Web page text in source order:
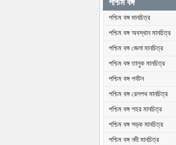
পশ্চিম বঙ্গ
পশ্চিম বঙ্গ মানচিত্র
পশ্চিম বঙ্গ অবস্থান মানচিত্র
পশ্চিম বঙ্গ জেলা মানচিত্র
পশ্চিম বঙ্গ তালুক মানচিত্র
পশ্চিম বঙ্গ পর্যটন
পশ্চিম বঙ্গ রেলপথ মানচিত্র
পশ্চিম বঙ্গ শহর মানচিত্র
পশ্চিম বঙ্গ সড়ক মানচিত্র
পশ্চিম বঙ্গ নদী মানচিত্র